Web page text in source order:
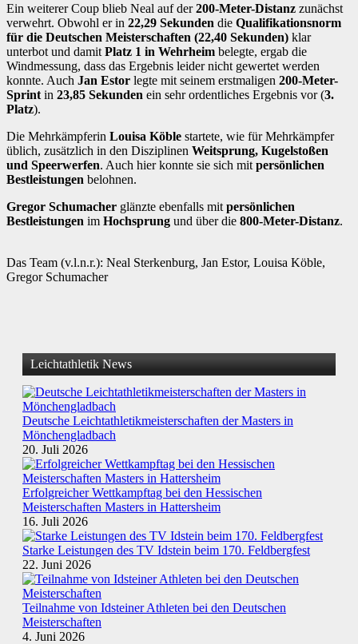
Ein weiterer Coup blieb Neal auf der200-Meter-Distanz zunächst
verwehrt. Obwohl er in 22,29 Sekunden die Qualifikationsnorm
für die Deutschen Meisterschaften (22,40 Sekunden) klar
unterbot und damit Platz 1 in Wehrheim belegte, ergab die
Windmessung, dass das Ergebnis leider nicht gewertet werden
konnte. Auch Jan Estor legte mit seinem erstmaligen 200-Meter-
Sprint in 23,85 Sekunden ein sehr ordentliches Ergebnis vor (3.
Platz).
Die Mehrkämpferin Louisa Köble startete, wie für Mehrkämpfer
üblich, zusätzlich in den Disziplinen Weitsprung, Kugelstoßen
und Speerwerfen. Auch hier konnte sie sich mit persönlichen
Bestleistungen belohnen.
Gregor Schumacher glänzte ebenfalls mit persönlichen
Bestleistungen im Hochsprung und über die 800-Meter-Distanz.
Das Team (v.l.n.r.): Neal Sterkenburg, Jan Estor, Louisa Köble,
Gregor Schumacher
Leichtathletik News
Deutsche Leichtathletikmeisterschaften der Masters in
Mönchengladbach
20. Juli 2026
Erfolgreicher Wettkampftag bei den Hessischen
Meisterschaften Masters in Hattersheim
16. Juli 2026
Starke Leistungen des TV Idstein beim 170. Feldbergfest
22. Juni 2026
Teilnahme von Idsteiner Athleten bei den Deutschen
Meisterschaften
4. Juni 2026